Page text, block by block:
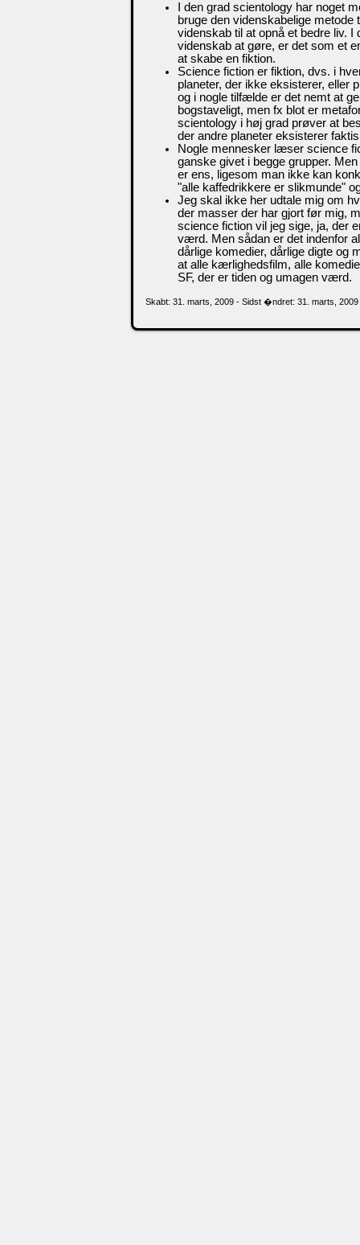
I den grad scientology har noget
bruge den videnskabelige
videnskab til at opnå et bedre liv.
videnskab at gøre, er det som et
at skabe en fiktion.
Science fiction er fiktion, dvs. i
planeter, der ikke eksisterer, eller
og i nogle tilfælde er det nemt at
bogstaveligt, men fx blot er
scientology i høj grad prøver at
der andre planeter eksisterer
Nogle mennesker læser science
ganske givet i begge grupper.
er ens, ligesom man ikke kan
"alle kaffedrikkere er slikmunde"
Jeg skal ikke her udtale mig om
der masser der har gjort før mig,
science fiction vil jeg sige, ja, der
værd. Men sådan er det indenfor
dårlige komedier, dårlige digte og
at alle kærlighedsfilm, alle
SF, der er tiden og umagen værd.
Skabt: 31. marts, 2009 - Sidst �ndret: 31. marts,